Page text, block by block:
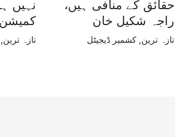
حقائق کے منافی ہیں،
راجہ شکیل خان
تازہ ترین ,کشمیر ڈیجیٹل
نہیں
کمیشن
تازہ ترین